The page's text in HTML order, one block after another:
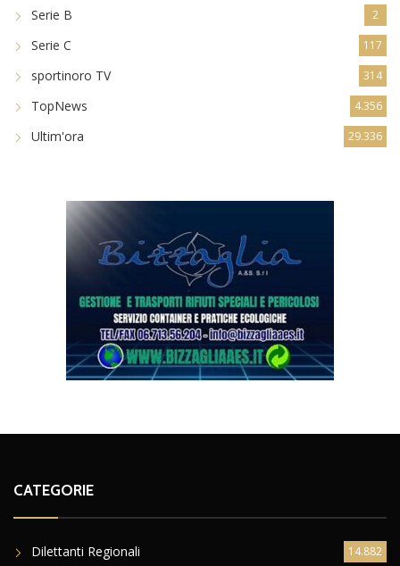
Serie B 2
Serie C 117
sportinoro TV 314
TopNews 4.356
Ultim'ora 29.336
CATEGORIE
Dilettanti Regionali 14.882